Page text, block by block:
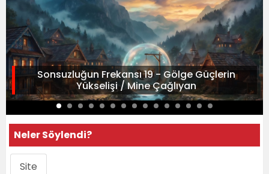
Sonsuzluğun Frekansı 19 - Gölge Güçlerin
Yükselişi / Mine Çağlıyan
Neler Söylendi?
Site